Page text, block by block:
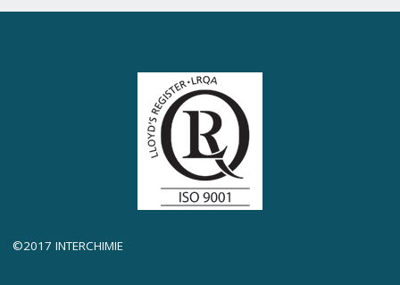
©2017 INTERCHIMIE